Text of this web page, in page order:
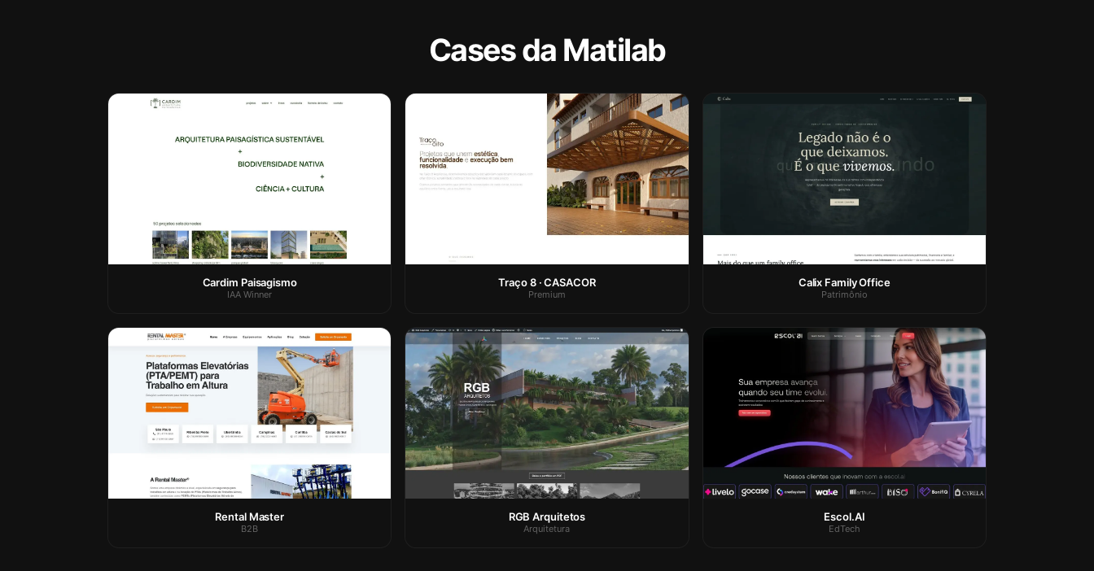
Cases da Matilab
Cardim Paisagismo
IAA Winner
Traço 8 · CASACOR
Premium
Calix Family Office
Patrimônio
Rental Master
B2B
RGB Arquitetos
Arquitetura
Escol.AI
EdTech